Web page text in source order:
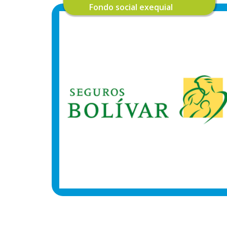
Fondo social exequial